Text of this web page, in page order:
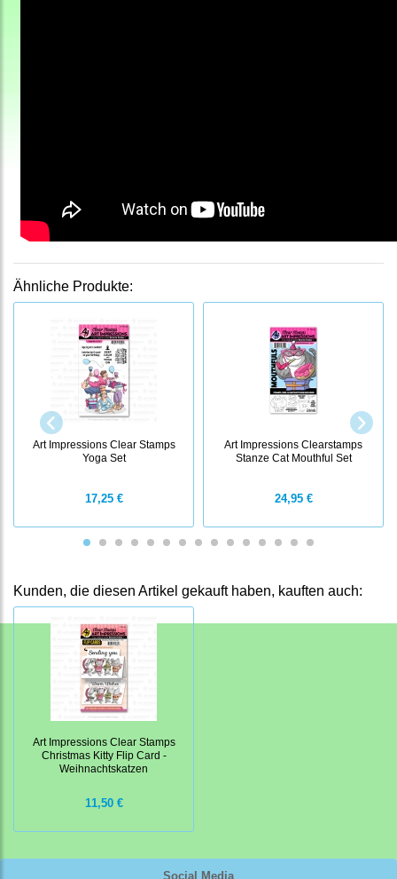
Social Media
Ähnliche Produkte:
Art Impressions Clear Stamps
Yoga Set
17,25 €
Art Impressions Clearstamps
Stanze Cat Mouthful Set
24,95 €
Kunden, die diesen Artikel gekauft haben, kauften auch:
Art Impressions Clear Stamps
Christmas Kitty Flip Card -
Weihnachtskatzen
11,50 €